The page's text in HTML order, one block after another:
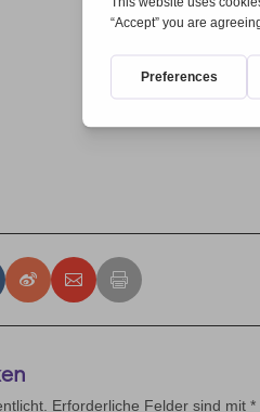
Erforderliche Felder sind mit*